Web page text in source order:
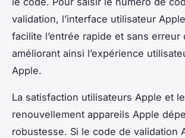
validation, l’interface utilisateur
facilite l’entrée rapide et sans erreur
améliorant ainsi l’expérience
Apple.
La satisfaction utilisateurs Apple et
renouvellement appareils Apple
robustesse. Si le code de validation